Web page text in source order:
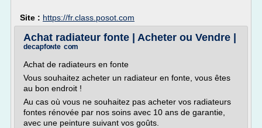
Site : https://fr.class.posot.com
Achat radiateur fonte | Acheter ou Vendre |
ᵈᵉᶜᵃᵖᶠᵒᶰᵗᵉ ᶜᵒᵐ
Achat de radiateurs en fonte
Vous souhaitez acheter un radiateur en fonte, vous êtes
au bon endroit !
Au cas où vous ne souhaitez pas acheter vos radiateurs
fontes rénovée par nos soins avec 10 ans de garantie,
avec une peinture suivant vos goûts.